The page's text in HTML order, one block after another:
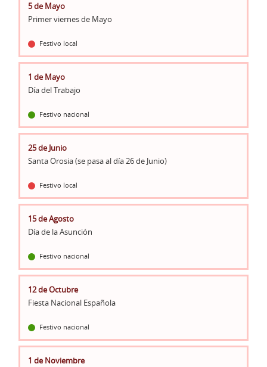
5 de Mayo
Primer viernes de Mayo
Festivo local
1 de Mayo
Día del Trabajo
Festivo nacional
25 de Junio
Santa Orosia (se pasa al día 26 de Junio)
Festivo local
15 de Agosto
Día de la Asunción
Festivo nacional
12 de Octubre
Fiesta Nacional Española
Festivo nacional
1 de Noviembre